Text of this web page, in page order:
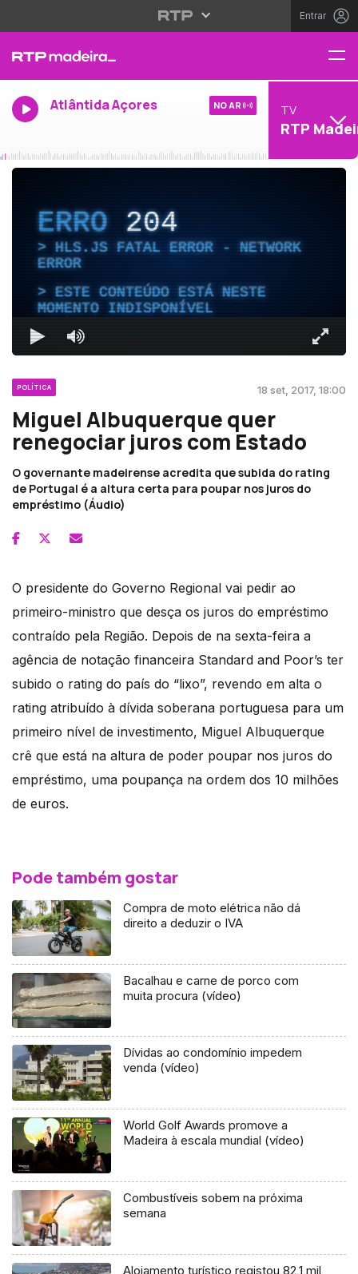
Entrar
Atlântida Açores NO AR TV
RTP
ERRO204
HLS.JS FATAL ERROR - NETWORK
ERROR
ESTE CONTEÚDO ESTÁ NESTE
MOMENTO INDISPONÍVEL
POLÍTICA 18 set, 2017, 18:00
Miguel Albuquerque quer
renegociar juros com Estado
O governante madeirense acredita que subida do rating
de Portugal é a altura certa para poupar nos juros do
empréstimo (Áudio)
O presidente do Governo Regional vai pedir ao
primeiro-ministro que desça os juros do empréstimo
contraído pela Região. Depois de na sexta-feira a
agência de notação financeira Standard and Poor’s ter
subido o rating do país do “lixo”, revendo em alta o
rating atribuído à dívida soberana portuguesa para um
primeiro nível de investimento, Miguel Albuquerque
crê que está na altura de poder poupar nos juros do
empréstimo, uma poupança na ordem dos 10 milhões
de euros.
Pode também gostar
Compra de moto elétrica não dá
direito a deduzir o IVA
Bacalhau e carne de porco com
muita procura (vídeo)
Dívidas ao condomínio impedem
venda (vídeo)
World Golf Awards promove a
Madeira à escala mundial (vídeo)
Combustíveis sobem na próxima
semana
Alojamento turístico registou 82,1 mil